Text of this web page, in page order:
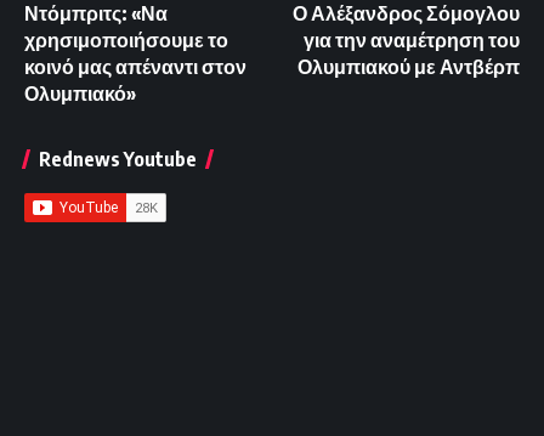
Ντόμπριτς: «Να
χρησιμοποιήσουμε το
κοινό μας απέναντι στον
Ολυμπιακό»
Ο Αλέξανδρος Σόμογλου
για την αναμέτρηση του
Ολυμπιακού με Αντβέρπ
Rednews Youtube